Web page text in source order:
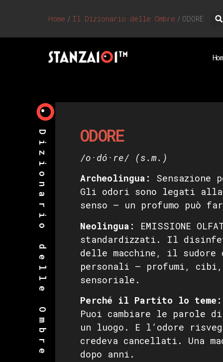
Home / Il Dizionario delle Ombre / ODORE
Dizionario delle Ombre ODORE
/o·dó·re/ (s.m.)
Archeolingua:
Gli odori sono legati
senso — un profumo può
Neolingua:
EMISSIONE
standardizzati. Il
delle macchine, il
personali — profumi,
sensoriale.
Perché il Partito lo teme:
Puoi cambiare le parole di
un luogo. E l’odore
credeva cancellati. Una
dopo anni.